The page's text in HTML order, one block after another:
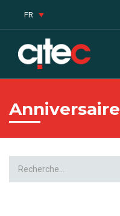
FR
Anniversaire